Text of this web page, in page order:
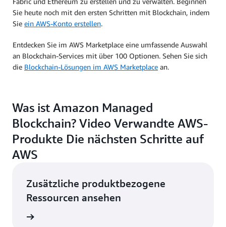
Sie heute noch mit den ersten Schritten mit Blockchain, indem
Sie ein AWS-Konto erstellen.
Entdecken Sie im AWS Marketplace eine umfassende Auswahl
an Blockchain-Services mit über 100 Optionen. Sehen Sie sich
die Blockchain-Lösungen im AWS Marketplace an.
Was ist Amazon Managed
Blockchain? Video Verwandte AWS-
Produkte Die nächsten Schritte auf
AWS
Zusätzliche produktbezogene
Ressourcen ansehen